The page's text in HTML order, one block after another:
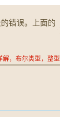
错误。上面的
解，布尔类型，整型